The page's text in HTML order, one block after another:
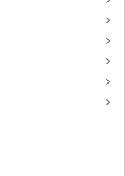
keyboard_arrow_right
keyboard_arrow_right
keyboard_arrow_right
keyboard_arrow_right
keyboard_arrow_right